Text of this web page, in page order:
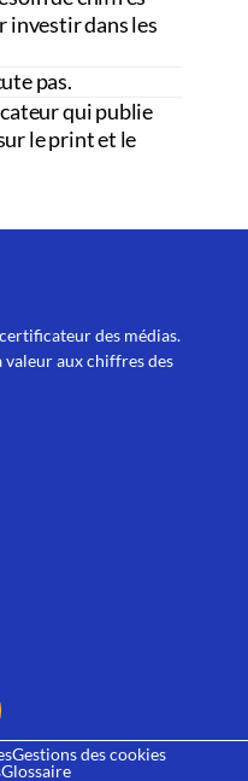
investir dans les
pas.
qui publie
le print et le
des médias.
aux chiffres des
Gestions des cookies
Glossaire